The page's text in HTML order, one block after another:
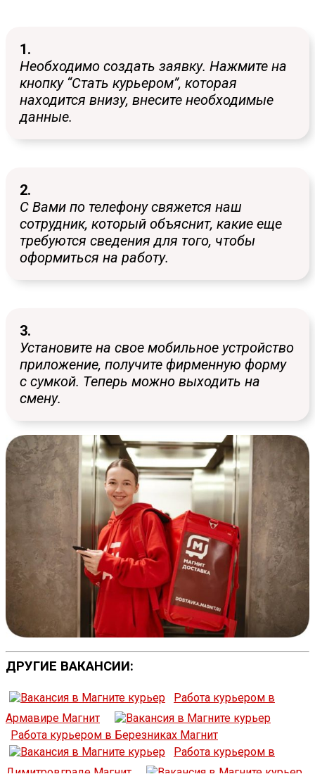
1.
Необходимо создать заявку. Нажмите на
кнопку “Стать курьером”, которая
находится внизу, внесите необходимые
данные.
2.
С Вами по телефону свяжется наш
сотрудник, который объяснит, какие еще
требуются сведения для того, чтобы
оформиться на работу.
3.
Установите на свое мобильное устройство
приложение, получите фирменную форму
с сумкой. Теперь можно выходить на
смену.
ДРУГИЕ ВАКАНСИИ:
Работа курьером в
Армавире Магнит
Работа курьером в Березниках Магнит
Работа курьером в